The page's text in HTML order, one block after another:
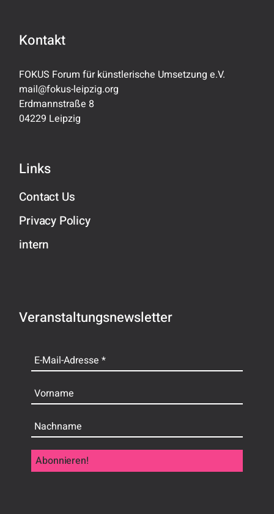
Kontakt
FOKUS Forum für künstlerische Umsetzung e.V.
mail@fokus-leipzig.org
Erdmannstraße 8
04229 Leipzig
Links
Contact Us
Privacy Policy
intern
Veranstaltungsnewsletter